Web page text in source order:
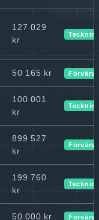
127 029
kr
50 165 kr Förvärv
100 001
kr
899 527
kr
Förvärv
199 760
kr
50 000 kr Förvärv